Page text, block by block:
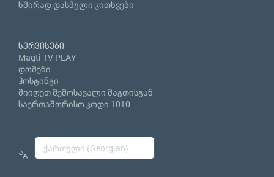
ხშირად დასმული კითხვები
სერვისები
Magti TV PLAY
დომენი
ჰოსტინგი
მიიღეთ შემოსავალი მაგთისგან
საერთაშორისო კოდი 1010